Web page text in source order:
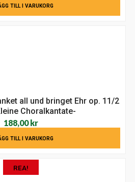
TILL I VARUKORG
all und bringet Ehr op. 11/2
Choralkantate-
188,00 kr
TILL I VARUKORG
REA!